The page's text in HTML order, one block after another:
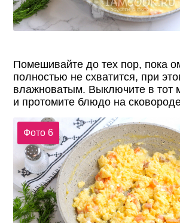
Помешивайте до тех пор, пока
полностью не схватится, при
влажноватым. Выключите в тот
и протомите блюдо на
Фото 6